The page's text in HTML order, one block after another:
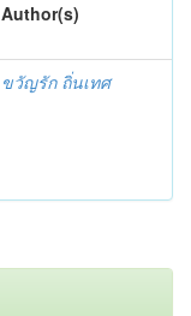
Author(s)
ขวัญรัก ถิ่นเทศ